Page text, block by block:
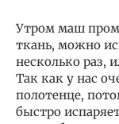
Утром маш
ткань, можно
несколько раз,
Так как у нас
полотенце,
быстро